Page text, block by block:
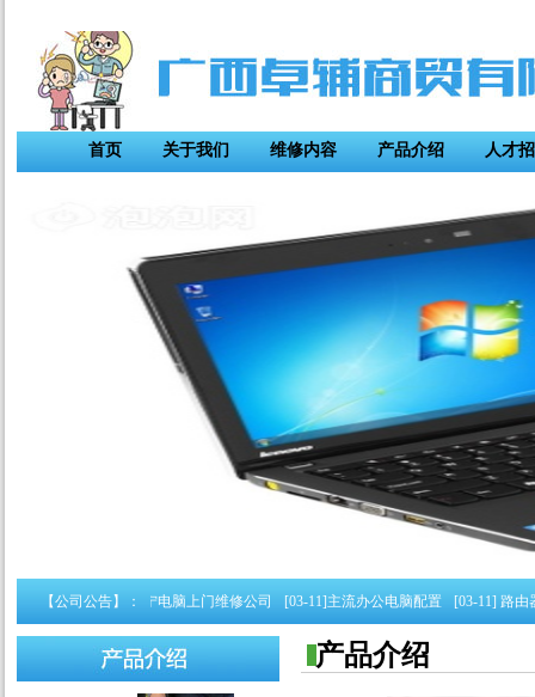
首页 关于我们 维修内容 产品介绍 人才
【公司公告】：
脑配置 [05-16]南宁电脑上门维修公司 [03-11]主流办公电脑配置 [03-11]路由器
产品介绍